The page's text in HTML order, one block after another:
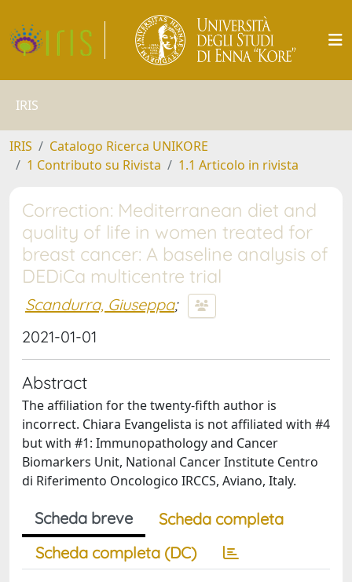
IRIS
IRIS
Catalogo Ricerca UNIKORE
1 Contributo su Rivista
1.1 Articolo in rivista
Correction: Mediterranean diet and
quality of life in women treated for
breast cancer: A baseline analysis of
DEDiCa multicentre trial
Scandurra, Giuseppa;
2021-01-01
Abstract
The affiliation for the twenty-fifth author is
incorrect. Chiara Evangelista is not affiliated with #4
but with #1: Immunopathology and Cancer
Biomarkers Unit, National Cancer Institute Centro
di Riferimento Oncologico IRCCS, Aviano, Italy.
Scheda breve
Scheda completa
Scheda completa (DC)